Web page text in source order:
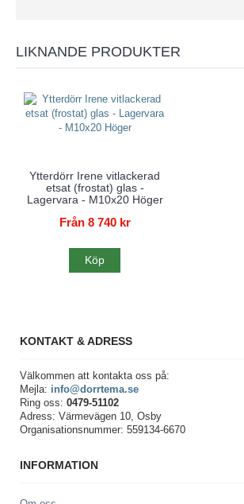
LIKNANDE PRODUKTER
Ytterdörr Irene vitlackerad
etsat (frostat) glas -
Lagervara - M10x20 Höger
Från 8 740 kr
Köp
KONTAKT & ADRESS
Välkommen att kontakta oss på:
Mejla: info@dorrtema.se
Ring oss: 0479-51102
Adress: Värmevägen 10, Osby
Organisationsnummer: 559134-6670
INFORMATION